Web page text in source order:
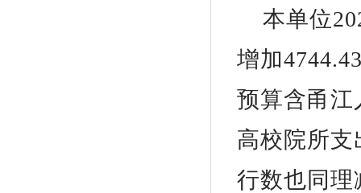
本单位
增加
预算含甬江
高校院所支
行数也同理